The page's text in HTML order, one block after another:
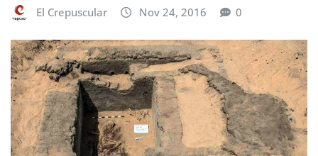
El Crepuscular Nov 24, 2016 0